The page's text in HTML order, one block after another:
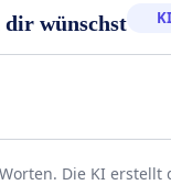
dir wünschst
Die KI erstellt